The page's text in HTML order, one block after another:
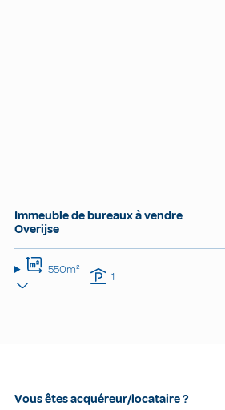
Immeuble de bureaux à vendre
Overijse
550m² 1
Vous êtes acquéreur/locataire ?